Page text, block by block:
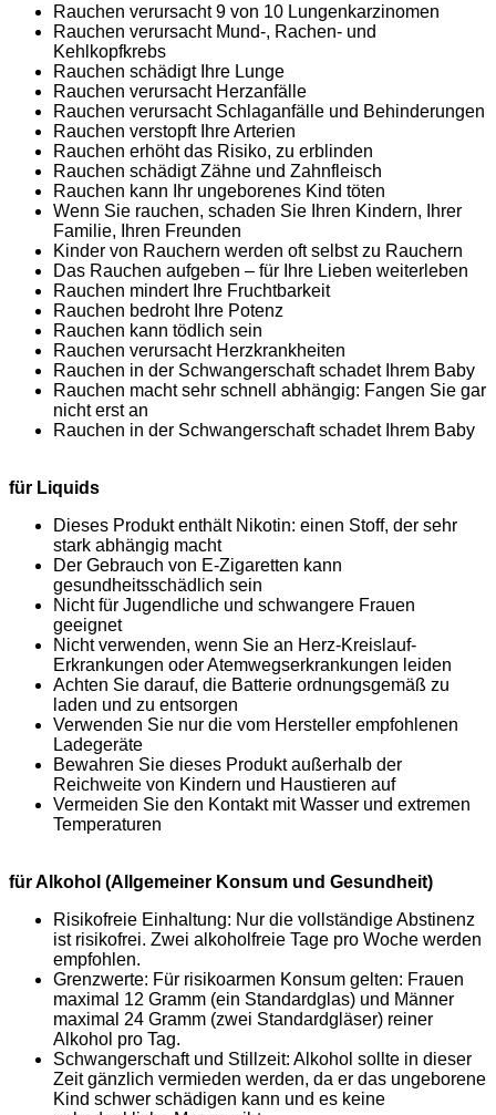
Rauchen verursacht 9 von 10 Lungenkarzinomen
Rauchen verursacht Mund-, Rachen- und
Kehlkopfkrebs
Rauchen schädigt Ihre Lunge
Rauchen verursacht Herzanfälle
Rauchen verursacht Schlaganfälle und Behinderungen
Rauchen verstopft Ihre Arterien
Rauchen erhöht das Risiko, zu erblinden
Rauchen schädigt Zähne und Zahnfleisch
Rauchen kann Ihr ungeborenes Kind töten
Wenn Sie rauchen, schaden Sie Ihren Kindern, Ihrer
Familie, Ihren Freunden
Kinder von Rauchern werden oft selbst zu Rauchern
Das Rauchen aufgeben – für Ihre Lieben weiterleben
Rauchen mindert Ihre Fruchtbarkeit
Rauchen bedroht Ihre Potenz
Rauchen kann tödlich sein
Rauchen verursacht Herzkrankheiten
Rauchen in der Schwangerschaft schadet Ihrem Baby
Rauchen macht sehr schnell abhängig: Fangen Sie gar
nicht erst an
Rauchen in der Schwangerschaft schadet Ihrem Baby
für Liquids
Dieses Produkt enthält Nikotin: einen Stoff, der sehr
stark abhängig macht
Der Gebrauch von E-Zigaretten kann
gesundheitsschädlich sein
Nicht für Jugendliche und schwangere Frauen
geeignet
Nicht verwenden, wenn Sie an Herz-Kreislauf-
Erkrankungen oder Atemwegserkrankungen leiden
Achten Sie darauf, die Batterie ordnungsgemäß zu
laden und zu entsorgen
Verwenden Sie nur die vom Hersteller empfohlenen
Ladegeräte
Bewahren Sie dieses Produkt außerhalb der
Reichweite von Kindern und Haustieren auf
Vermeiden Sie den Kontakt mit Wasser und extremen
Temperaturen
für Alkohol (Allgemeiner Konsum und Gesundheit)
Risikofreie Einhaltung: Nur die vollständige Abstinenz
ist risikofrei. Zwei alkoholfreie Tage pro Woche werden
empfohlen.
Grenzwerte: Für risikoarmen Konsum gelten: Frauen
maximal 12 Gramm (ein Standardglas) und Männer
maximal 24 Gramm (zwei Standardgläser) reiner
Alkohol pro Tag.
Schwangerschaft und Stillzeit: Alkohol sollte in dieser
Zeit gänzlich vermieden werden, da er das ungeborene
Kind schwer schädigen kann und es keine